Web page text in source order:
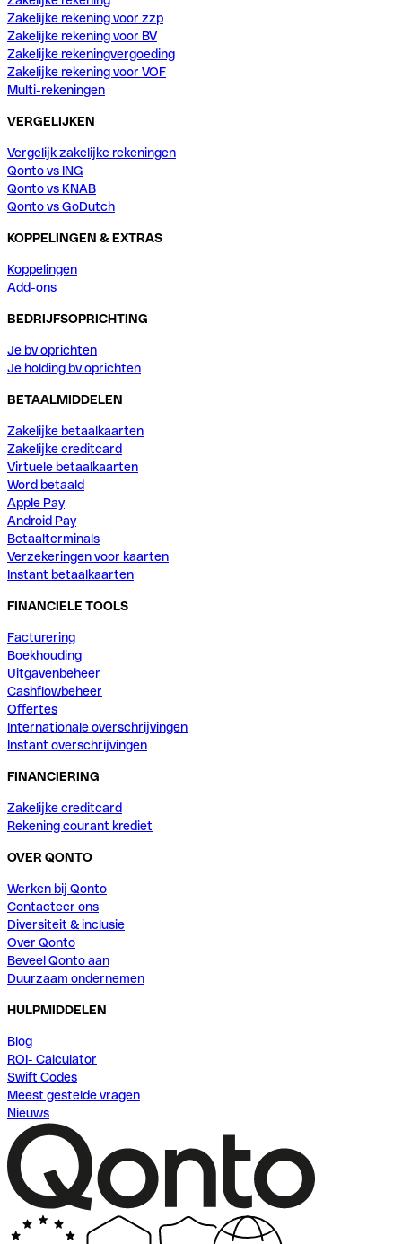
Zakelijke rekening voor zzp
Zakelijke rekening voor BV
Zakelijke rekeningvergoeding
Zakelijke rekening voor VOF
Multi-rekeningen
VERGELIJKEN
Vergelijk zakelijke rekeningen
Qonto vs ING
Qonto vs KNAB
Qonto vs GoDutch
KOPPELINGEN & EXTRAS
Koppelingen
Add-ons
BEDRIJFSOPRICHTING
Je bv oprichten
Je holding bv oprichten
BETAALMIDDELEN
Zakelijke betaalkaarten
Zakelijke creditcard
Virtuele betaalkaarten
Word betaald
Apple Pay
Android Pay
Betaalterminals
Verzekeringen voor kaarten
Instant betaalkaarten
FINANCIELE TOOLS
Facturering
Boekhouding
Uitgavenbeheer
Cashflowbeheer
Offertes
Internationale overschrijvingen
Instant overschrijvingen
FINANCIERING
Zakelijke creditcard
Rekening courant krediet
OVER QONTO
Werken bij Qonto
Contacteer ons
Diversiteit & inclusie
Over Qonto
Beveel Qonto aan
Duurzaam ondernemen
HULPMIDDELEN
Blog
ROI- Calculator
Swift Codes
Meest gestelde vragen
Nieuws